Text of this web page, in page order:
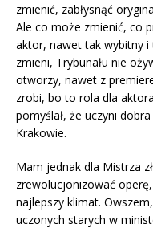
zmienić, zabłysnąć
Ale co może zmienić, co
aktor, nawet tak wybitny i
zmieni, Trybunału nie
otworzy, nawet z
zrobi, bo to rola dla
pomyślał, że uczyni
Krakowie.
Mam jednak dla Mistrza
zrewolucjonizować
najlepszy klimat.
uczonych starych w